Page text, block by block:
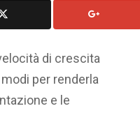
di crescita
per renderla
e le